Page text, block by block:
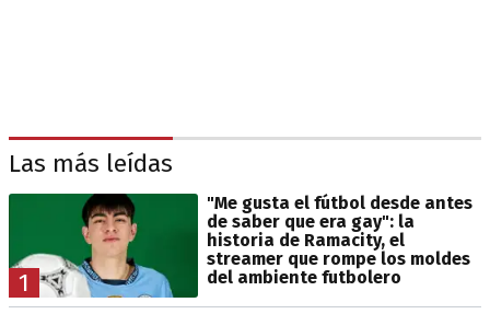
Las más leídas
1
"Me gusta el fútbol desde antes
de saber que era gay": la
historia de Ramacity, el
streamer que rompe los moldes
del ambiente futbolero